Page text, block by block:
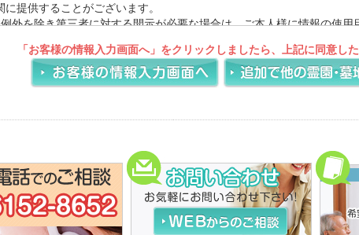
に提供することがございます。
外を除き第三者に対する開示が必要な場合は、ご本人様に情報の使用
以外の使用を行わせないようにいたします。
情報の保護を図るために、また、法令その他の規範の変更に対応するた
を予告なく改定する事がございます。改定があった場合はホームペー
お墓」では、サービスの提供にあたり、お客様の個人情報を入力または
す。頂いた情報は、厳重に管理いたします。
報の提供をお願いする場合について
のような場合にお客様の個人情報をいただくことがございます。
報の参照・変更・削除
「お客様の情報入力画面へ」をクリックしましたら、上記に同意し